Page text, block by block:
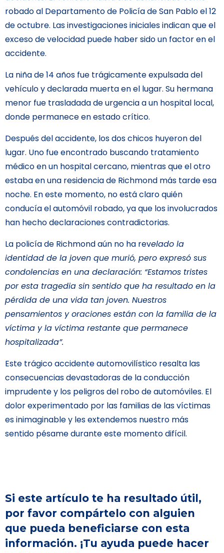
robado al Departamento de Policía de San Pablo el 12
de octubre. Las investigaciones iniciales indican que el
exceso de velocidad puede haber sido un factor en el
accidente.
La niña de 14 años fue trágicamente expulsada del
vehículo y declarada muerta en el lugar. Su hermana
menor fue trasladada de urgencia a un hospital local,
donde permanece en estado crítico.
Después del accidente, los dos chicos huyeron del
lugar. Uno fue encontrado buscando tratamiento
médico en un hospital cercano, mientras que el otro
estaba en una residencia de Richmond más tarde esa
noche. En este momento, no está claro quién
conducía el automóvil robado, ya que los involucrados
han hecho declaraciones contradictorias.
La policía de Richmond aún no ha revelado la
identidad de la joven que murió, pero expresó sus
condolencias en una declaración: “Estamos tristes
por esta tragedia sin sentido que ha resultado en la
pérdida de una vida tan joven. Nuestros
pensamientos y oraciones están con la familia de la
víctima y la víctima restante que permanece
hospitalizada”.
Este trágico accidente automovilístico resalta las
consecuencias devastadoras de la conducción
imprudente y los peligros del robo de automóviles. El
dolor experimentado por las familias de las víctimas
es inimaginable y les extendemos nuestro más
sentido pésame durante este momento difícil.
Si este artículo te ha resultado útil,
por favor compártelo con alguien
que pueda beneficiarse con esta
información. ¡Tu ayuda puede hacer